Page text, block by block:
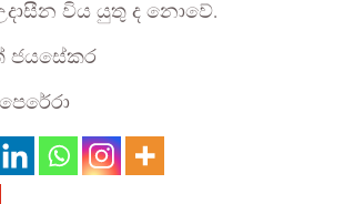
විය යුතු ද නොවේ.
ජයසේකර